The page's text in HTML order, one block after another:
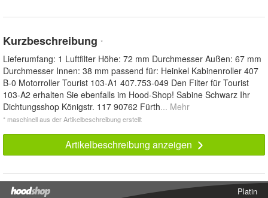
Kurzbeschreibung *
Lieferumfang: 1 Luftfilter Höhe: 72 mm Durchmesser Außen: 67 mm
Durchmesser Innen: 38 mm passend für: Heinkel Kabinenroller 407
B-0 Motorroller Tourist 103-A1 407.753-049 Den Filter für Tourist
103-A2 erhalten Sie ebenfalls im Hood-Shop! Sabine Schwarz Ihr
Dichtungsshop Königstr. 117 90762 Fürth... Mehr
* maschinell aus der Artikelbeschreibung erstellt
Artikelbeschreibung anzeigen
Platin